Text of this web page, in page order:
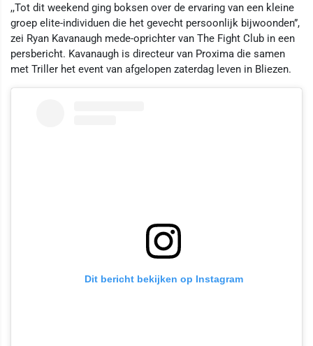
,,Tot dit weekend ging boksen over de ervaring van een kleine
groep elite-individuen die het gevecht persoonlijk bijwoonden”,
zei Ryan Kavanaugh mede-oprichter van The Fight Club in een
persbericht. Kavanaugh is directeur van Proxima die samen
met Triller het event van afgelopen zaterdag leven in Bliezen.
Dit bericht bekijken op Instagram